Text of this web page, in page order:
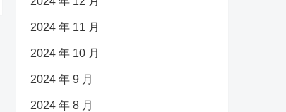
2024 年 11 月
2024 年 10 月
2024 年 9 月
2024 年 8 月